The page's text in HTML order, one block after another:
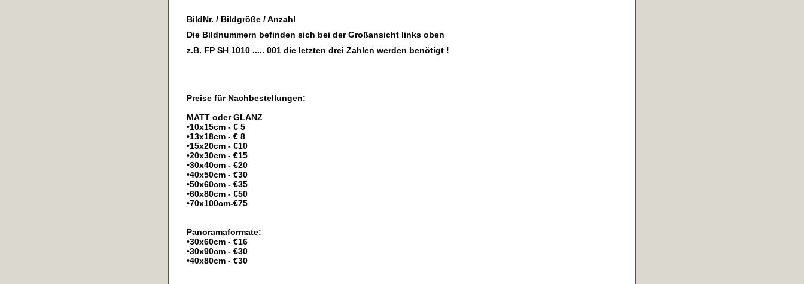
BildNr. / Bildgröße / Anzahl
Die Bildnummern befinden sich bei der Großansicht links oben
z.B. FP SH 1010 ..... 001 die letzten drei Zahlen werden benötigt !
Preise für Nachbestellungen:
MATT oder GLANZ
•10x15cm - € 5
•13x18cm - € 8
•15x20cm - €10
•20x30cm - €15
•30x40cm - €20
•40x50cm - €30
•50x60cm - €35
•60x80cm - €50
•70x100cm-€75
Panoramaformate:
•30x60cm - €16
•30x90cm - €30
•40x80cm - €30